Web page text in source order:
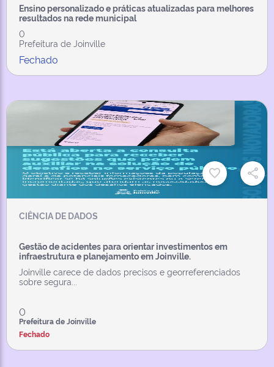
Ensino personalizado e práticas atualizadas para melhores
resultados na rede municipal
0
Prefeitura de Joinville
Fechado
CIÊNCIA DE DADOS
Gestão de acidentes para orientar investimentos em
infraestrutura e planejamento em Joinville.
Joinville carece de dados precisos e georreferenciados
sobre segura...
0
Prefeitura de Joinville
Fechado